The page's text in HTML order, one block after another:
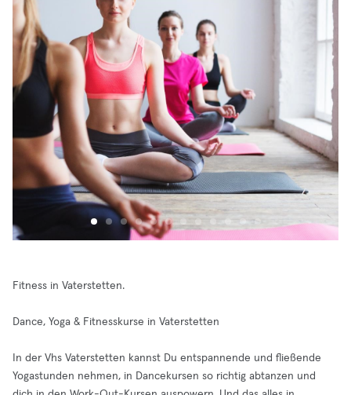
Fitness in Vaterstetten.
Dance, Yoga & Fitnesskurse in Vaterstetten
In der Vhs Vaterstetten kannst Du entspannende und fließende
Yogastunden nehmen, in Dancekursen so richtig abtanzen und